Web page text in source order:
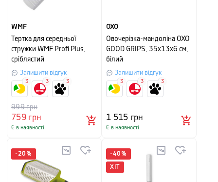
WMF
Тертка для середньої
стружки WMF Profi Plus,
сріблястий
Залишити відгук
759грн
999грн
Є в наявності
3 3 3
OXO
Овочерізка-мандоліна OXO
GOOD GRIPS, 35x13x6 см,
білий
Залишити відгук
1 515 грн
Є в наявності
3 3 3
-20 % -40 %
ХІТ